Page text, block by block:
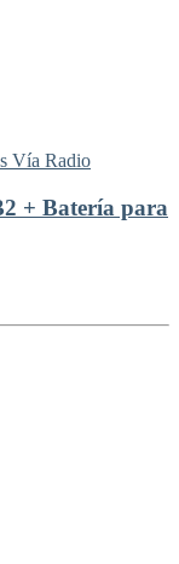
Vía Radio
+ Batería para